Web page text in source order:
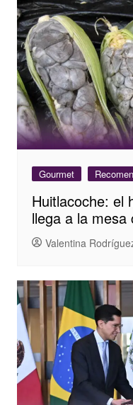
Gourmet
Huitlacoche: el
llega a la
Valentina